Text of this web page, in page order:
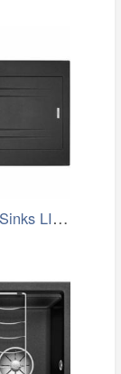
Granitový dřez Sinks LINEA 780 N…